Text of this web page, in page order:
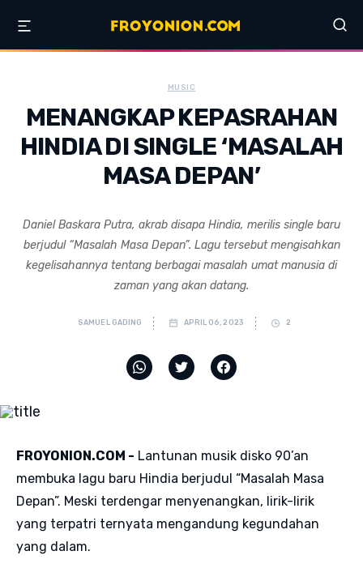
MUSIC
MENANGKAP KEPASRAHAN
HINDIA DI SINGLE ‘MASALAH
MASA DEPAN’
Daniel Baskara Putra, akrab disapa Hindia, merilis single baru
berjudul “Masalah Masa Depan”. Lagu tersebut mengisahkan
kegelisahannya tentang berbagai masalah umat manusia di
zaman yang akan datang.
SAMUEL GADING APRIL 06, 2023 2
FROYONION.COM - Lantunan musik disko 90’an
membuka lagu baru Hindia berjudul “Masalah Masa
Depan”. Meski terdengar menyenangkan, lirik-lirik
yang terpatri ternyata mengandung kegundahan
yang dalam.